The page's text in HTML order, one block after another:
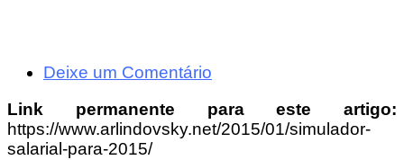
Deixe um Comentário
Link permanente para este artigo:
https://www.arlindovsky.net/2015/01/simulador-
salarial-para-2015/